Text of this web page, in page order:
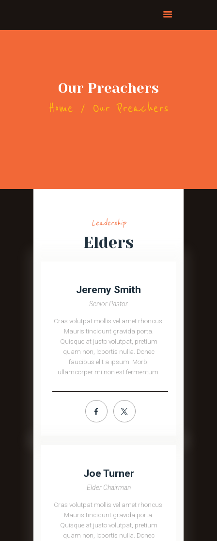
Our Preachers
Home
Our Preachers
Leadership
Elders
Jeremy Smith
Senior Pastor
Cras volutpat mollis vel amet rhoncus.
Mauris tincidunt gravida porta.
Quisque at justo volutpat, pretium
quam non, lobortis nulla. Donec
faucibus elit a ipsum. Morbi
ullamcorper mi non est fermentum.
Joe Turner
Elder Chairman
Cras volutpat mollis vel amet rhoncus.
Mauris tincidunt gravida porta.
Quisque at justo volutpat, pretium
quam non, lobortis nulla. Donec